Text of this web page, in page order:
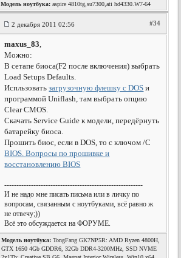
Модель ноутбука: aspire 4810tg,su7300,ati hd4330.W7-64
2 декабря 2011 02:56 #34
maxus_83,
Можно:
В сетапе биоса(F2 после включения) выбрать
Load Setups Defaults.
Испльзоватьзагрузочную флешку с DOS и
программой Uniflash, там выбрать опцию
Clear CMOS.
Скачать Service Guide к модели, передёрнуть
батарейку биоса.
Прошить биос, если в DOS, то с ключом /С
BIOS. Вопросы по прошивке и
восстановлению BIOS
---------------------------------------------------------
И не надо мне писать письма или в личку по
вопросам, связанным с ноутбуками, всё равно ж
не отвечу;))
Всё это обсуждается на ФОРУМЕ.
Модель ноутбука: TongFang GK7NP5R: AMD Ryzen 4800H,
GTX 1650 4Gb GDDR6, 32Gb DDR4-3200MHz, SSD NVME